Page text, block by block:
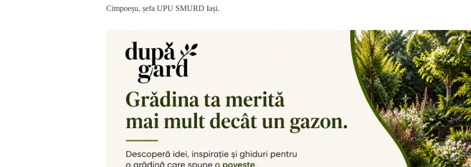
Cimpoeșu, șefa UPU SMURD Iași.